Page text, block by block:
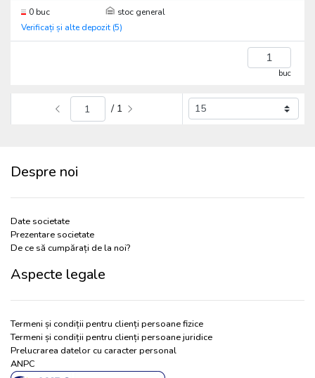
0 buc
stoc general
Verificați și alte depozit (5)
buc
/ 1
Despre noi
Date societate
Prezentare societate
De ce să cumpărați de la noi?
Aspecte legale
Termeni și condiții pentru clienți persoane fizice
Termeni și condiții pentru clienți persoane juridice
Prelucrarea datelor cu caracter personal
ANPC